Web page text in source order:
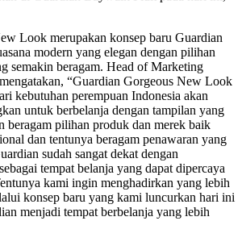
Look merupakan konsep baru Guardian
modern yang elegan dengan pilihan
semakin beragam. Head of Marketing
“Guardian Gorgeous New Look
kebutuhan perempuan Indonesia akan
untuk berbelanja dengan tampilan yang
beragam pilihan produk dan merek baik
dan tentunya beragam penawaran yang
sudah sangat dekat dengan
tempat belanja yang dapat dipercaya
kami ingin menghadirkan yang lebih
konsep baru yang kami luncurkan hari ini
menjadi tempat berbelanja yang lebih